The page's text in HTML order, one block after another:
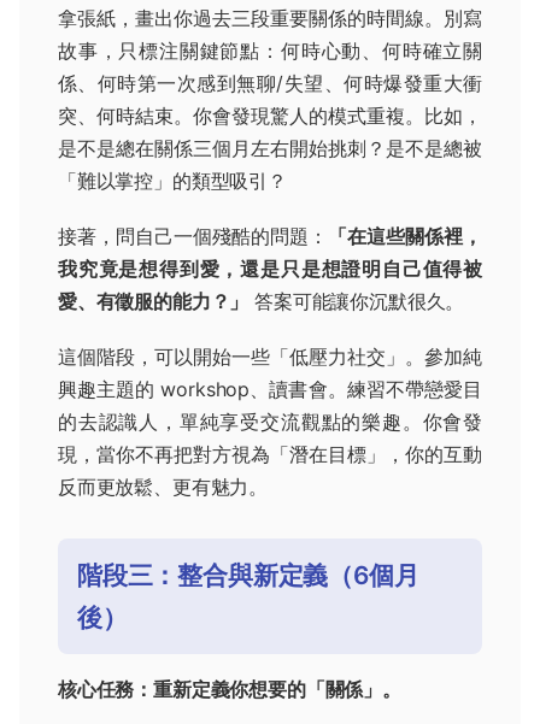
拿張紙，畫出你過去三段重要關係的時間線。別寫
故事，只標注關鍵節點：何時心動、何時確立關
係、何時第一次感到無聊/失望、何時爆發重大衝
突、何時結束。你會發現驚人的模式重複。比如，
是不是總在關係三個月左右開始挑刺？是不是總被
「難以掌控」的類型吸引？
接著，問自己一個殘酷的問題：
「在這些關係裡，
我究竟是想得到愛，還是只是想證明自己值得被
愛、有徵服的能力？」
答案可能讓你沉默很久。
這個階段，可以開始一些「低壓力社交」。參加純
興趣主題的 workshop、讀書會。練習不帶戀愛目
的去認識人，單純享受交流觀點的樂趣。你會發
現，當你不再把對方視為「潛在目標」，你的互動
反而更放鬆、更有魅力。
階段三：整合與新定義（6個月
後）
核心任務：重新定義你想要的「關係」。